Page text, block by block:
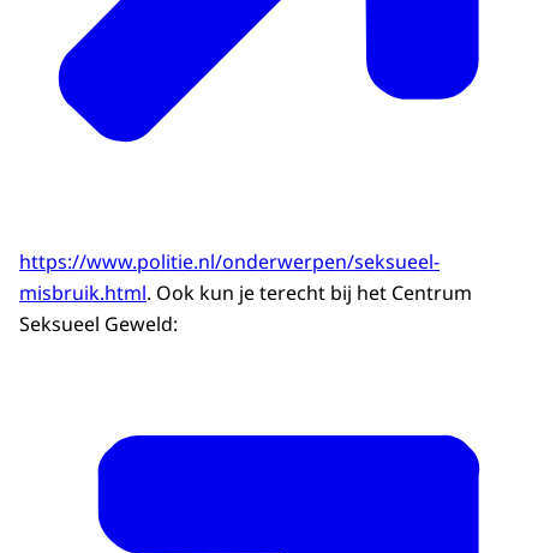
https://www.politie.nl/onderwerpen/seksueel-
misbruik.html. Ook kun je terecht bij het Centrum
Seksueel Geweld: